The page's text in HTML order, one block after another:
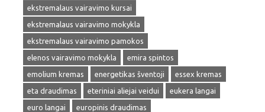
ekstremalaus vairavimo kursai
ekstremalaus vairavimo mokykla
ekstremalaus vairavimo pamokos
elenos vairavimo mokykla
emira spintos
emolium kremas
energetikas šventoji
essex kremas
eta draudimas
eteriniai aliejai veidui
eukera langai
euro langai
europinis draudimas